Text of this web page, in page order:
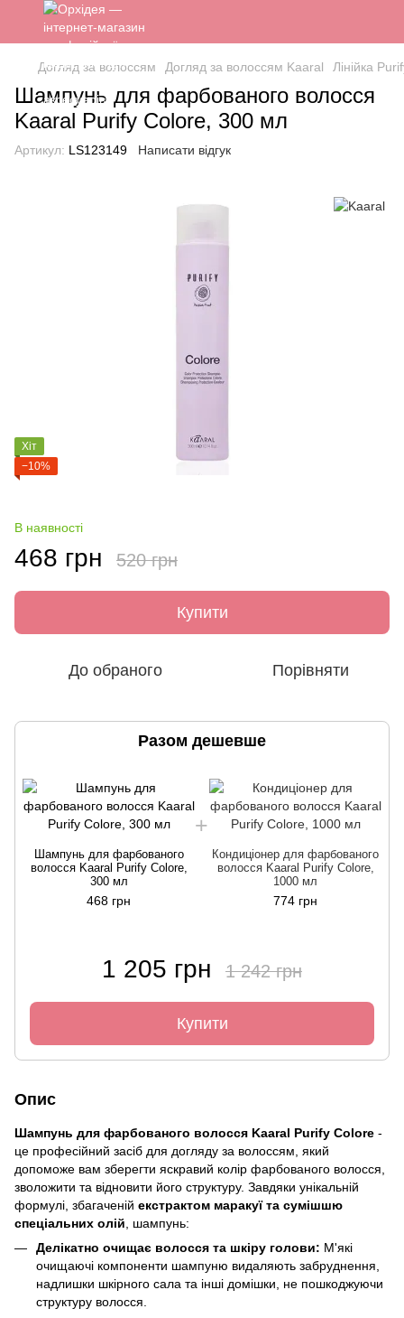
Догляд за волоссям Догляд за волоссям Kaaral Лінійка
Шампунь для фарбованого волосся
Kaaral Purify Colore, 300 мл
Артикул: LS123149 Написати відгук
Хіт
−10%
В наявності
468 грн 520 грн
Купити
До обраного Порівняти
Разом дешевше
Шампунь для фарбованого
волосся Kaaral Purify Colore,
300 мл
468 грн
Кондиціонер для фарбованого
волосся Kaaral Purify Colore,
1000 мл
774 грн
1 205 грн 1 242 грн
Купити
Опис
Шампунь для фарбованого волосся Kaaral Purify Colore -
це професійний засіб для догляду за волоссям, який
допоможе вам зберегти яскравий колір фарбованого волосся,
зволожити та відновити його структуру. Завдяки унікальній
формулі, збагаченій екстрактом маракуї та сумішшю
спеціальних олій , шампунь:
Делікатно очищає волосся та шкіру голови: М'які
очищаючі компоненти шампуню видаляють забруднення,
надлишки шкірного сала та інші домішки, не пошкоджуючи
структуру волосся.